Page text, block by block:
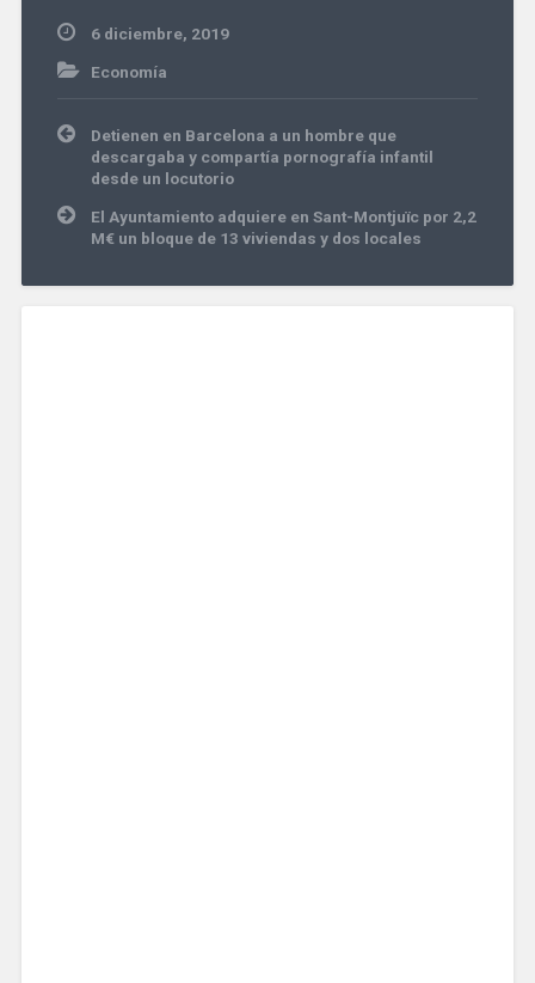
6 diciembre, 2019
Economía
Navegación
de
entradas
Detienen en Barcelona a un hombre que
descargaba y compartía pornografía infantil
desde un locutorio
El Ayuntamiento adquiere en Sant-Montjuïc por 2,2
M€ un bloque de 13 viviendas y dos locales